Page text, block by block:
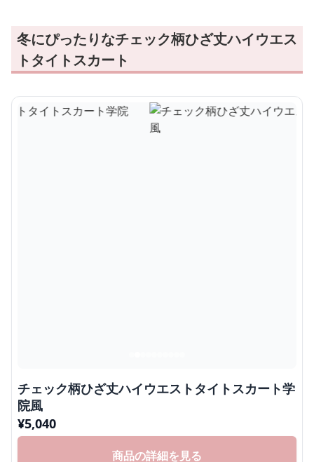
冬にぴったりなチェック柄ひざ丈ハイウエス
トタイトスカート
チェック柄ひざ丈ハイウエストタイトスカート学
院風
¥5,040
商品の詳細を見る